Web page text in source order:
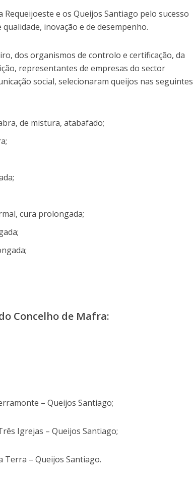
e os Queijos Santiago pelo sucesso
inovação e de desempenho.
dos organismos de controlo e certificação, da
representantes de empresas do sector
social, selecionaram queijos nas seguintes
de mistura, atabafado;
cura prolongada;
Concelho de Mafra:
– Queijos Santiago;
Igrejas – Queijos Santiago;
Terra – Queijos Santiago.